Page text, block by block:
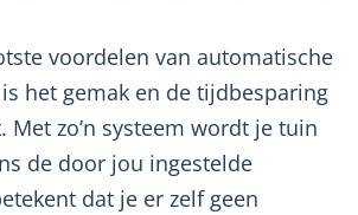
voordelen van automatische
het gemak en de tijdbesparing
Met zo’n systeem wordt je tuin
de door jou ingestelde
dat je er zelf geen